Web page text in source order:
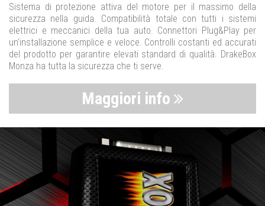
Sistema di protezione attiva del motore per il massimo della
sicurezza nella guida. Compatibilità totale con tutti i sistemi
elettrici e meccanici della tua auto. Connettori Plug&Play per
un’installazione semplice e veloce. Controlli costanti ed accurati
del prodotto per garantire elevati standard di qualità. DrakeBox
Monza ha tutta la sicurezza che ti serve.
Maggiori info